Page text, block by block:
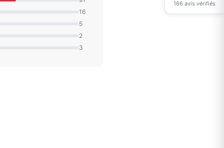
16
5
2
3
166 avis vérifiés